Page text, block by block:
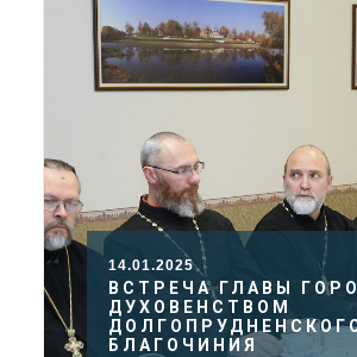
14.01.2025
ВСТРЕЧА ГЛАВЫ
ДУХОВЕНСТВОМ
БЛАГОЧИНИЯ